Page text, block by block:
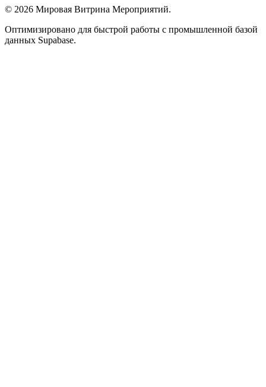
© 2026 Мировая Витрина Мероприятий.
Оптимизировано для быстрой работы с промышленной базой
данных Supabase.